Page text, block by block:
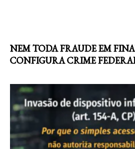
NEM TODA FRAUDE EM
CONFIGURA CRIME